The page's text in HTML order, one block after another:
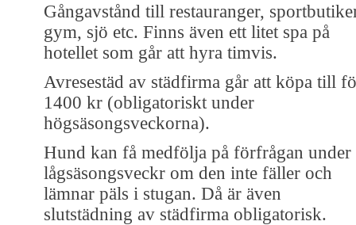
Gångavstånd till restauranger,
gym, sjö etc. Finns även ett litet spa på
hotellet som går att hyra timvis.
Avresestäd av städfirma går att köpa till
1400 kr (obligatoriskt under
högsäsongsveckorna).
Hund kan få medfölja på förfrågan under
lågsäsongsveckr om den inte fäller och
lämnar päls i stugan. Då är även
slutstädning av städfirma obligatorisk.